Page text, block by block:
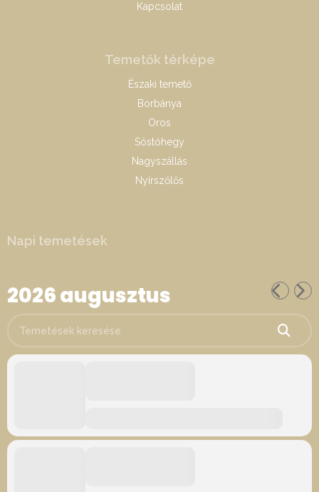
Kapcsolat
Temetők térképe
Északi temető
Borbánya
Oros
Sóstóhegy
Nagyszállás
Nyírszőlős
Napi temetések
2026 augusztus